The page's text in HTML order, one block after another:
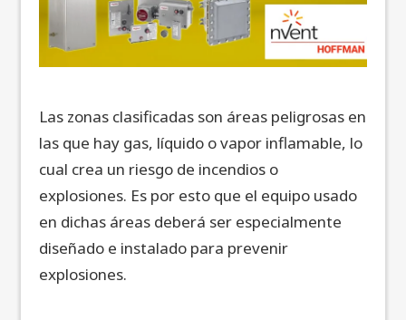
Las zonas clasificadas son áreas peligrosas en
las que hay gas, líquido o vapor inflamable, lo
cual crea un riesgo de incendios o
explosiones. Es por esto que el equipo usado
en dichas áreas deberá ser especialmente
diseñado e instalado para prevenir
explosiones.